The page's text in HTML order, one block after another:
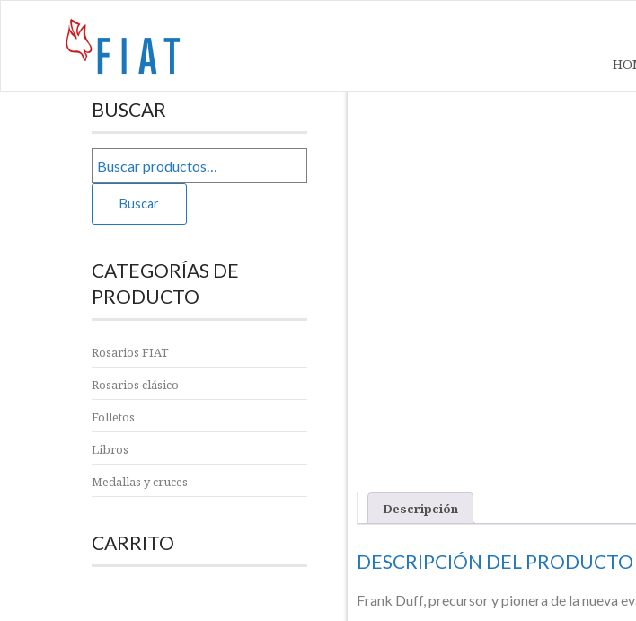
Home
BUSCAR
Buscar
CATEGORÍAS DE
PRODUCTO
Rosarios FIAT
Rosarios clásico
Folletos
Libros
Medallas y cruces
CARRITO
Descripción
DESCRIPCIÓN DEL PRODUCTO
Frank Duff, precursor y pionera de la nueva